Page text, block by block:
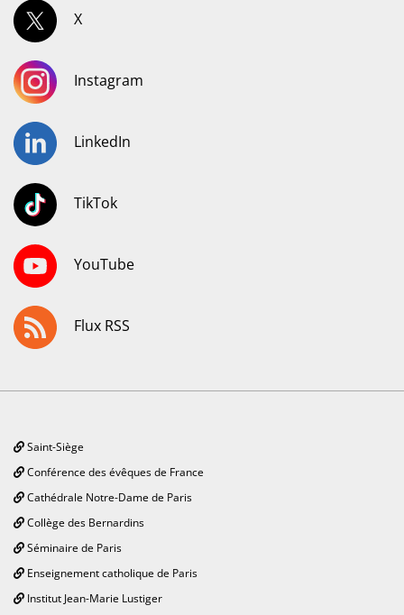
X
Instagram
LinkedIn
TikTok
YouTube
Flux RSS
Saint-Siège
Conférence des évêques de France
Cathédrale Notre-Dame de Paris
Collège des Bernardins
Séminaire de Paris
Enseignement catholique de Paris
Institut Jean-Marie Lustiger